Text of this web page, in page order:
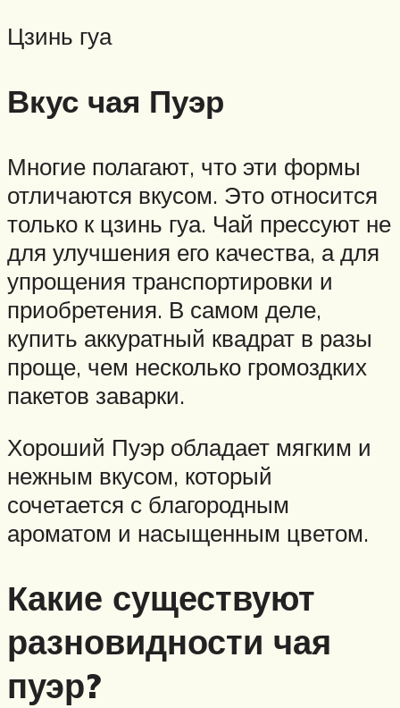
Цзинь гуа
Вкус чая Пуэр
Многие полагают, что эти формы
отличаются вкусом. Это относится
только к цзинь гуа. Чай прессуют не
для улучшения его качества, а для
упрощения транспортировки и
приобретения. В самом деле,
купить аккуратный квадрат в разы
проще, чем несколько громоздких
пакетов заварки.
Хороший Пуэр обладает мягким и
нежным вкусом, который
сочетается с благородным
ароматом и насыщенным цветом.
Какие существуют
разновидности чая
пуэр?